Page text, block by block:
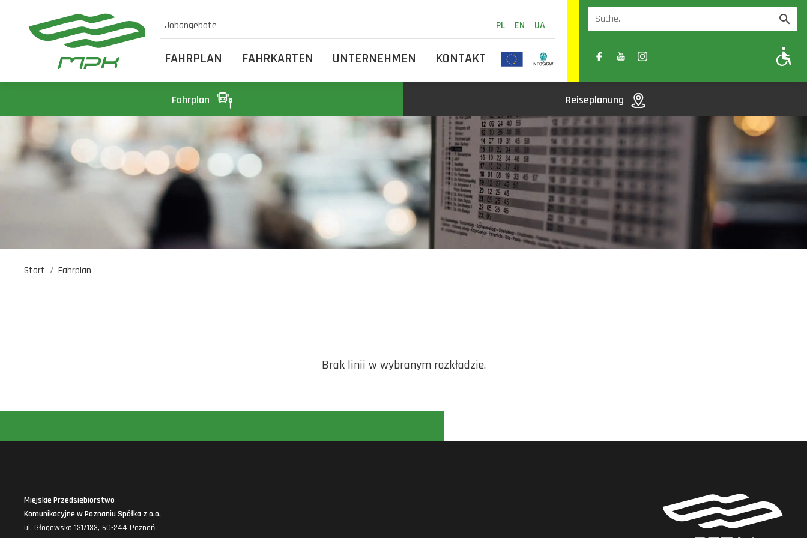
Jobangebote PL EN UA
FAHRPLAN FAHRKARTEN UNTERNEHMEN KONTAKT A- A A+
Fahrplan Reiseplanung
Start Fahrplan
Brak linii w wybranym rozkładzie.
Miejskie Przedsiębiorstwo
Komunikacyjne w Poznaniu Spółka z o.o.
ul. Głogowska 131/133, 60-244 Poznań